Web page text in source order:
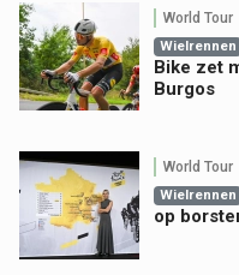
World Tour
Wielrennen
Bike zet
Burgos
World Tour
Wielrennen
op